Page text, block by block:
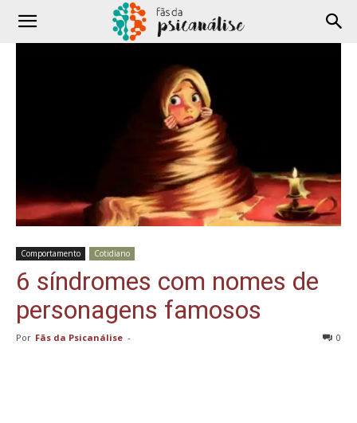
Comportamento Cotidiano
6 síndromes com nomes de
personagens famosos
Por Fãs da Psicanálise - 0